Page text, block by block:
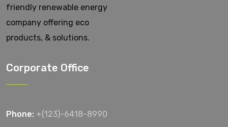
friendly renewable energy
company offering eco
products, & solutions.
Corporate Office
Phone: +(123)-6418-8990